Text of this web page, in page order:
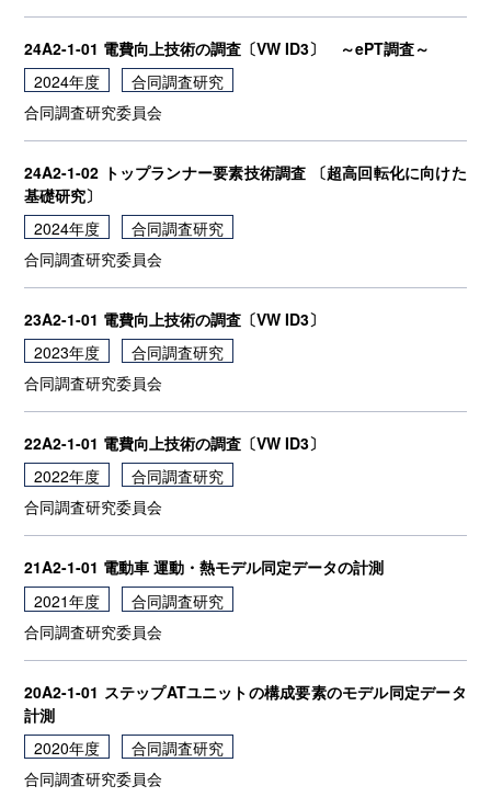
24A2-1-01 電費向上技術の調査〔VW ID3〕 ～ePT調査～
2024年度
合同調査研究
合同調査研究委員会
24A2-1-02 トップランナー要素技術調査 〔超高回転化に向けた
基礎研究〕
2024年度
合同調査研究
合同調査研究委員会
23A2-1-01 電費向上技術の調査〔VW ID3〕
2023年度
合同調査研究
合同調査研究委員会
22A2-1-01 電費向上技術の調査〔VW ID3〕
2022年度
合同調査研究
合同調査研究委員会
21A2-1-01 電動車 運動・熱モデル同定データの計測
2021年度
合同調査研究
合同調査研究委員会
20A2-1-01 ステップATユニットの構成要素のモデル同定データ
計測
2020年度
合同調査研究
合同調査研究委員会